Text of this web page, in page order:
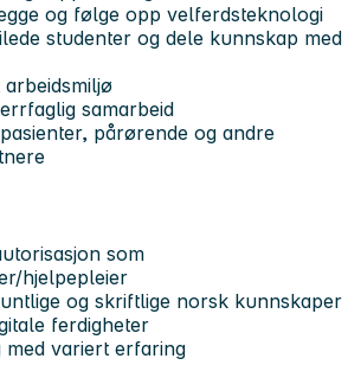
og følge opp velferdsteknologi
studenter og dele kunnskap med
samarbeid
pårørende og andre
som
hjelpepleier
og skriftlige norsk kunnskaper
ferdigheter
med variert erfaring